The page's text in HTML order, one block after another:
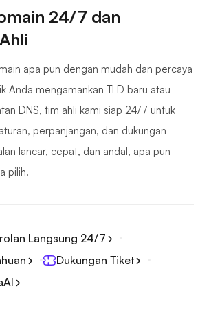
24/7 dan
apa pun dengan mudah dan percaya
Anda mengamankan TLD baru atau
DNS, tim ahli kami siap 24/7 untuk
perpanjangan, dan dukungan
lancar, cepat, dan andal, apa pun
pilih.
Langsung 24/7
Dukungan Tiket